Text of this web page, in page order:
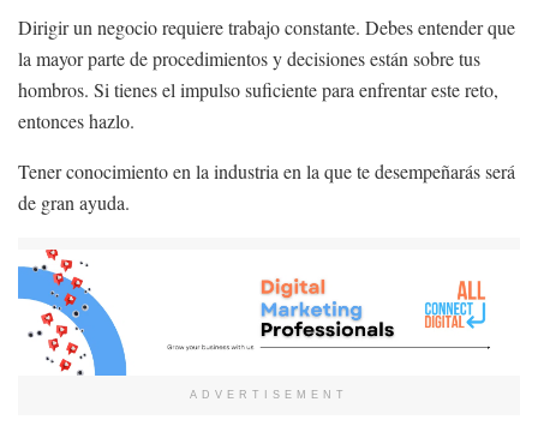
Dirigir un negocio requiere trabajo constante. Debes entender que
la mayor parte de procedimientos y decisiones están sobre tus
hombros. Si tienes el impulso suficiente para enfrentar este reto,
entonces hazlo.
Tener conocimiento en la industria en la que te desempeñarás será
de gran ayuda.
ADVERTISEMENT